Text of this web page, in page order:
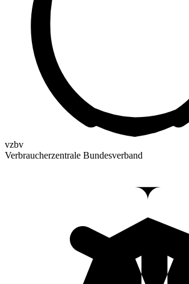
vzbv
Verbraucherzentrale Bundesverband